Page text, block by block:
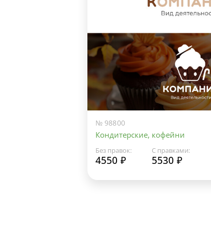
№ 98800
Кондитерские, кофейни
Без правок:
4550 ₽
С правками:
5530 ₽